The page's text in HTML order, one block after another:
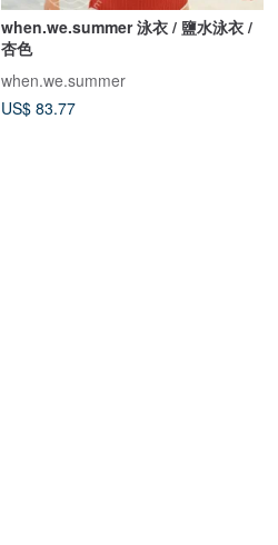
when.we.summer 泳衣 / 鹽水泳衣 /
杏色
when.we.summer
US$ 83.77